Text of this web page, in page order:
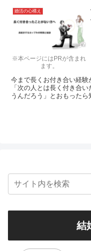
※本ページにはPRが含まれ
ます。
婚活の心構え
今まで長くお付き合い経験
「次の人とは長く付き合
うんだろう」とおもったら
結